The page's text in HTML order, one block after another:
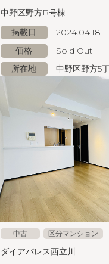
中野区野方B号棟
掲載日
2024.04.18
価格
Sold Out
所在地
中野区野方5
ダイアパレス西立川
中古 区分マンション